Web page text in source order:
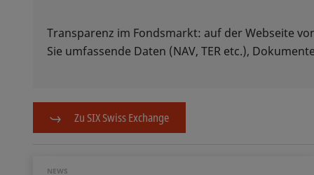
Transparenz im Fondsmarkt: auf der Webseite
Sie umfassende Daten (NAV, TER etc.),
Zu SIX Swiss Exchange
NEWS